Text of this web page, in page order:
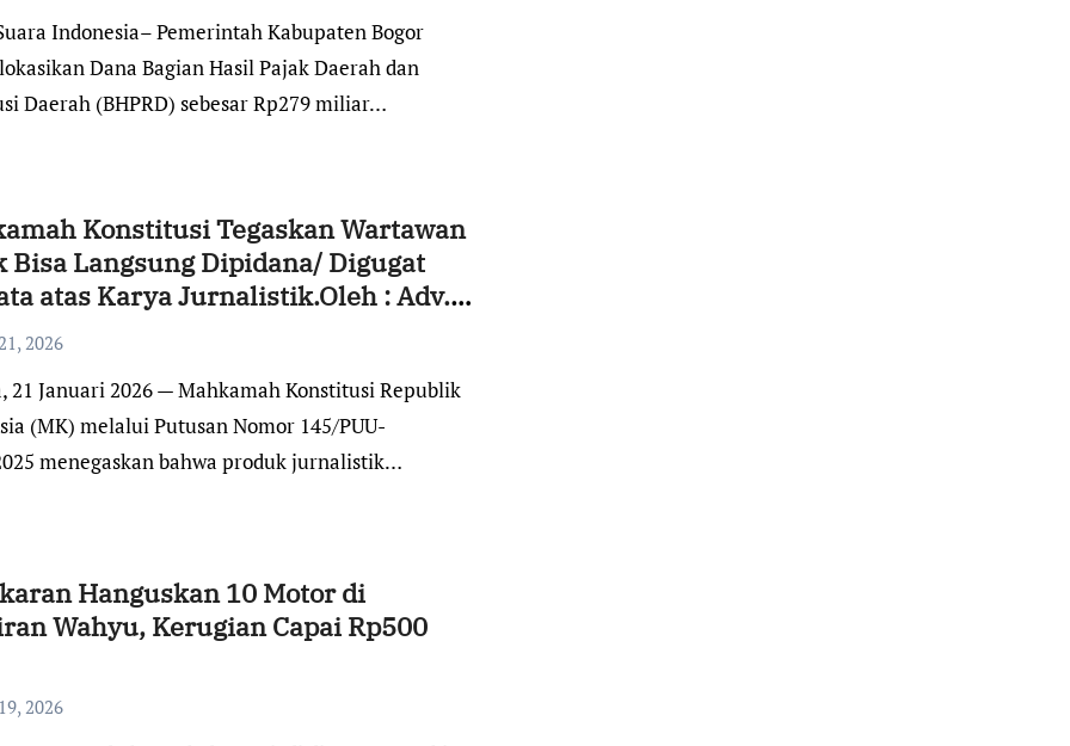
Dana Bagian Hasil Pajak Daerah dan
Daerah (BHPRD) sebesar Rp279 miliar…
Konstitusi Tegaskan Wartawan
Bisa Langsung Dipidana/ Digugat
atas Karya Jurnalistik.Oleh : Adv.
S.H,. CPLA.
2026
(MK) melalui Putusan Nomor 145/PUU-
menegaskan bahwa produk jurnalistik…
Hanguskan 10 Motor di
Wahyu, Kerugian Capai Rp500
2026